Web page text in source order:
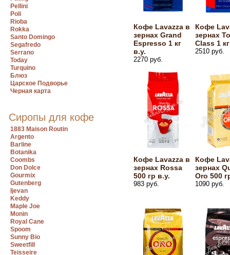
Pellini
Poli
Rioba
Rokka
Santo Domingo
Segafredo
Serrano
Today
Turquino
Блюз
Царское Подворье
Черная карта
Сиропы для кофе
1883 Maison Routin
Argento
Barline
Botanika
Coombs
Don Dolce
Gourmix
Gutenberg
Ijevan
Keddy
Maple Joe
Monin
Royal Cane
Spoom
Sunny Bio
Sweetfill
Teisseire
Кофе Lavazza в
зернах Grand
Espresso 1 кг
в.у.
2270 руб.
Кофе
зернах
Class 1
2510 руб.
Кофе Lavazza в
зернах Rossa
500 гр в.у.
983 руб.
Кофе
зернах
Oro 500
1090 руб.